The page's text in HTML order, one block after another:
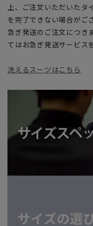
上、ご注文いただいたタ
を完了できない場合がご
急ぎ発送のご注文につき
てはお急ぎ発送サービス
洗えるスーツはこちら